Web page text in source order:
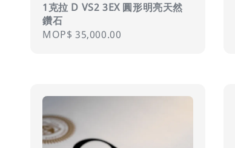
1克拉 D VS2 3EX 圓形明亮天然
鑽石
Regular
MOP$ 35,000.00